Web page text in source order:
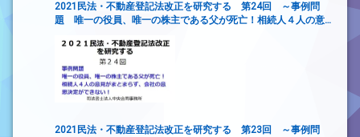
2021民法・不動産登記法改正を研究する 第24回 ～事例問
題 唯一の役員、唯一の株主である父が死亡！相続人４人の意
2021民法・不動産登記法改正を研究する 第23回 ～事例問